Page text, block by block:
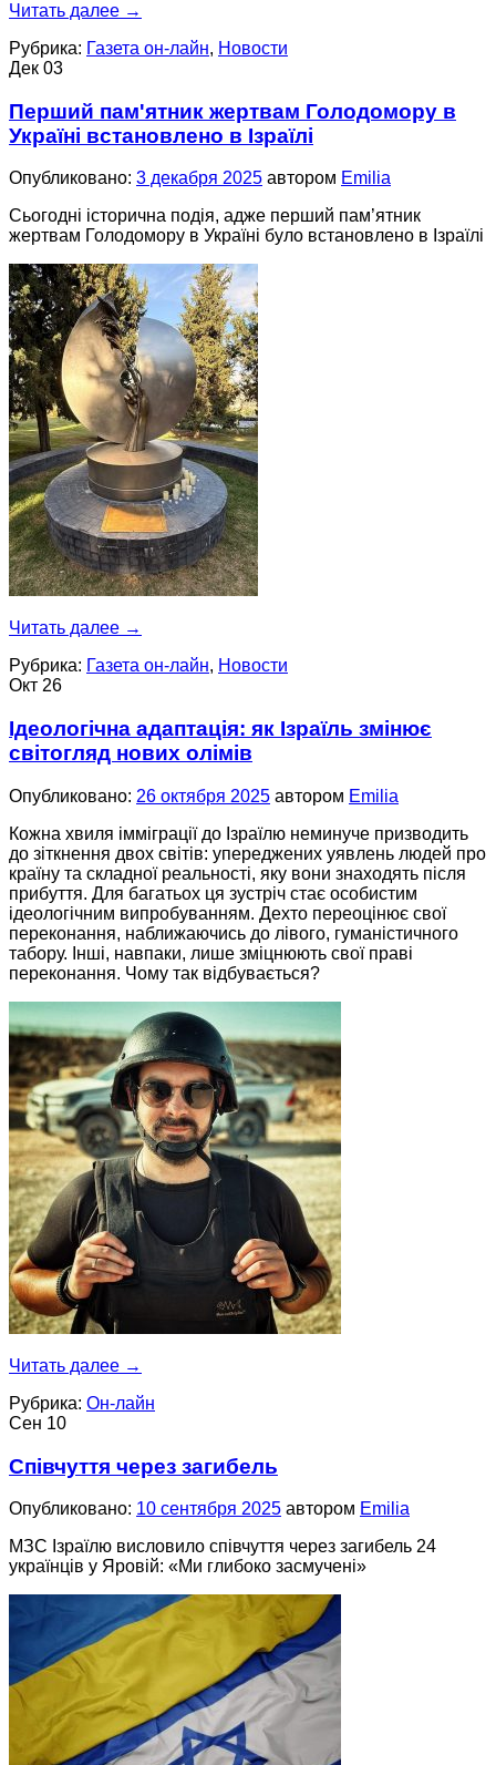
Читать далее →
Рубрика: Газета он-лайн, Новости
Дек 03
Перший пам'ятник жертвам Голодомору в
Україні встановлено в Ізраїлі
Опубликовано: 3 декабря 2025 автором Emilia
Сьогодні історична подія, адже перший пам’ятник
жертвам Голодомору в Україні було встановлено в Ізраїлі
Читать далее →
Рубрика: Газета он-лайн, Новости
Окт 26
Ідеологічна адаптація: як Ізраїль змінює
світогляд нових олімів
Опубликовано: 26 октября 2025 автором Emilia
Кожна хвиля імміграції до Ізраїлю неминуче призводить
до зіткнення двох світів: упереджених уявлень людей про
країну та складної реальності, яку вони знаходять після
прибуття. Для багатьох ця зустріч стає особистим
ідеологічним випробуванням. Дехто переоцінює свої
переконання, наближаючись до лівого, гуманістичного
табору. Інші, навпаки, лише зміцнюють свої праві
переконання. Чому так відбувається?
Читать далее →
Рубрика: Он-лайн
Сен 10
Співчуття через загибель
Опубликовано: 10 сентября 2025 автором Emilia
МЗС Ізраїлю висловило співчуття через загибель 24
українців у Яровій: «Ми глибоко засмучені»